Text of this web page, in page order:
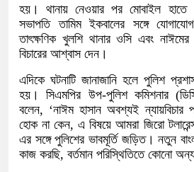
হয়। থানায় নেওয়ার পর মোবাইল হাতে
সভাপতি তামিম ইকবালের সঙ্গে
তাৎক্ষণিক খুলশি থানার ওসি এবং নাঈমের
বিচারের আশ্বাস দেন।
এদিকে ঘটনাটি জানাজানি হলে পুলিশ
হয়। সিএমপির উপ-পুলিশ কমিশনার
বলেন, ‘নাঈম হাসান অবশ্যই
হোক না কেন, এ বিষয়ে আমরা জিরো
এর সঙ্গে পুলিশের ভাবমূর্তি জড়িত। নতুন
কাজ করছি, বর্তমান পরিস্থিতিতে কোনো